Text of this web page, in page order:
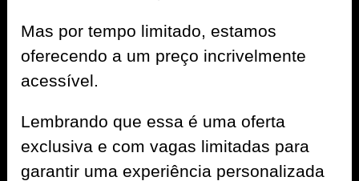
Mas por tempo limitado, estamos
oferecendo a um preço incrivelmente
acessível.
Lembrando que essa é uma oferta
exclusiva e com vagas limitadas para
garantir uma experiência personalizada